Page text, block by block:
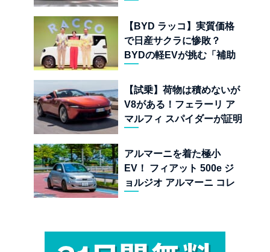
【BYD ラッコ】実質価格
で日産サクラに惨敗？
BYDの軽EVが挑む「補助
界
【試乗】荷物は積めないが
V8がある！フェラーリ ア
マルフィ スパイダーが証明
ーの至福
アルマーニを着た極小
EV！ フィアット 500e ジ
ョルジオ アルマーニ コレ